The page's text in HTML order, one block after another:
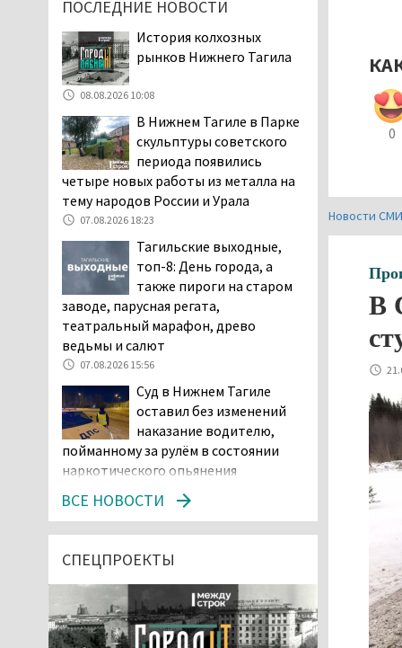
0
Новости
В
ПОСЛЕДНИЕ НОВОСТИ
История колхозных
рынков Нижнего Тагила
08.08.2026 10:08
В Нижнем Тагиле в Парке
скульптуры советского
периода появились
четыре новых работы из металла на
тему народов России и Урала
07.08.2026 18:23
Тагильские выходные,
топ-8: День города, а
также пироги на старом
заводе, парусная регата,
театральный марафон, древо
ведьмы и салют
07.08.2026 15:56
Суд в Нижнем Тагиле
оставил без изменений
наказание водителю,
пойманному за рулём в состоянии
наркотического опьянения
ДТП под Екатеринбургом
Тагильские спасатели
проникли в квартиру
через балкон, чтобы
ВСЕ НОВОСТИ
СПЕЦПРОЕКТЫ